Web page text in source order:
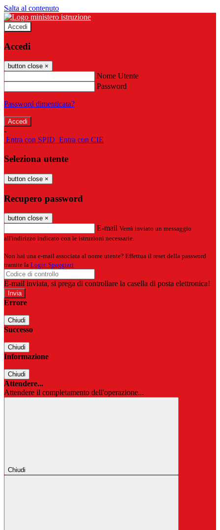
Salta al contenuto
Accedi
Accedi
button close ×
Nome Utente
Password
Password dimenticata?
-
Entra con SPID Entra con CIE
Seleziona utente
button close ×
Recupero password
button close ×
E-mail Verrà inviato un messaggio
all'indirizzo indicato con le istruzioni necessarie.
Non hai una e-mail associata al nome utente? Effettua il reset della password
tramite la Login Spaggiari
E-mail inviata, si prega di controllare la casella di posta elettronica!
Errore
Chiudi
Successo
Chiudi
Informazione
Chiudi
Attendere...
Attendere il completamento dell'operazione...
Chiudi